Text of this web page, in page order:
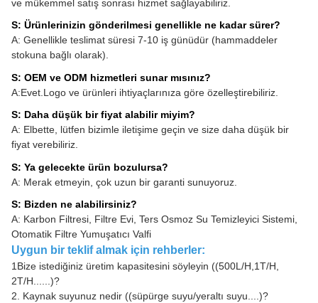
ve mükemmel satış sonrası hizmet sağlayabiliriz.
S: Ürünlerinizin gönderilmesi genellikle ne kadar sürer?
A: Genellikle teslimat süresi 7-10 iş günüdür (hammaddeler
stokuna bağlı olarak).
S: OEM ve ODM hizmetleri sunar mısınız?
A:Evet.Logo ve ürünleri ihtiyaçlarınıza göre özelleştirebiliriz.
S: Daha düşük bir fiyat alabilir miyim?
A: Elbette, lütfen bizimle iletişime geçin ve size daha düşük bir
fiyat verebiliriz.
S: Ya gelecekte ürün bozulursa?
A: Merak etmeyin, çok uzun bir garanti sunuyoruz.
S: Bizden ne alabilirsiniz?
A: Karbon Filtresi, Filtre Evi, Ters Osmoz Su Temizleyici Sistemi,
Otomatik Filtre Yumuşatıcı Valfi
Uygun bir teklif almak için rehberler:
1Bize istediğiniz üretim kapasitesini söyleyin ((500L/H,1T/H,
2T/H......)?
2. Kaynak suyunuz nedir ((süpürge suyu/yeraltı suyu....)?